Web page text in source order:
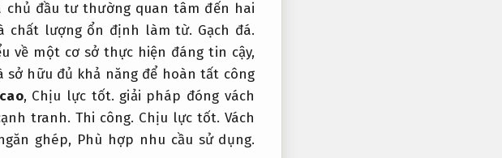
chủ đầu tư thường quan tâm đến hai
chất lượng ổn định làm từ. Gạch đá.
về một cơ sở thực hiện đáng tin cậy,
sở hữu đủ khả năng để hoàn tất công
, Chịu lực tốt. giải pháp đóng vách
tranh. Thi công. Chịu lực tốt. Vách
ghép, Phù hợp nhu cầu sử dụng.